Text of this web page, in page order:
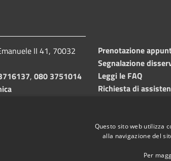
II 41, 70032
, 080 3751014
Prenotazione
Segnalazione
Leggi le FAQ
Richiesta di
Questo sito web utilizza
alla navigazione del
Per